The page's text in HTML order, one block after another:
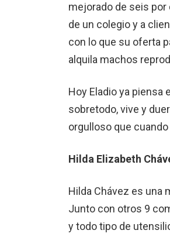
mejorado de seis por
de un colegio y a
con lo que su oferta
alquila machos
Hoy Eladio ya
sobretodo, vive y
orgulloso que
Hilda Elizabeth
Hilda Chávez es una
Junto con otros 9
y todo tipo de